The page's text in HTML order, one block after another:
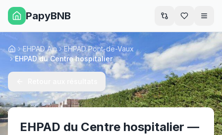
PapyBNB
AccueilEHPAD Ain
EHPAD Pont-de-Vaux
EHPAD du Centre hospitalier
EHPAD du Centre hospitalier —